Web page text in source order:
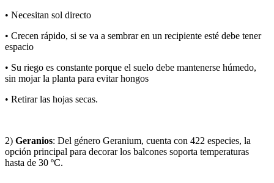
• Necesitan sol directo
• Crecen rápido, si se va a sembrar en un recipiente esté debe tener
espacio
• Su riego es constante porque el suelo debe mantenerse húmedo,
sin mojar la planta para evitar hongos
• Retirar las hojas secas.
2) Geranios: Del género Geranium, cuenta con 422 especies, la
opción principal para decorar los balcones soporta temperaturas
hasta de 30 ºC.